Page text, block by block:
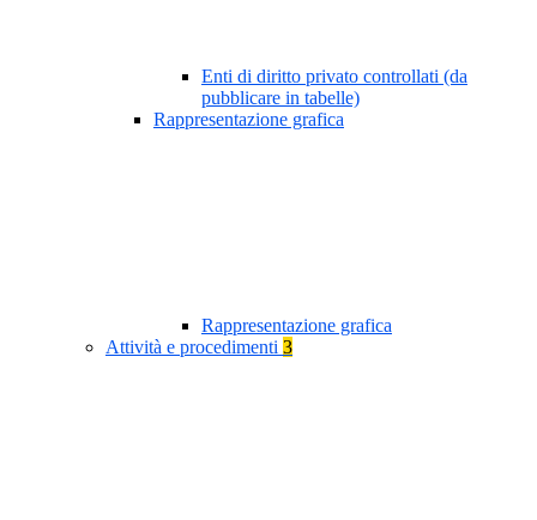
Enti di diritto privato controllati (da
pubblicare in tabelle)
Rappresentazione grafica
Rappresentazione grafica
Attività e procedimenti 3